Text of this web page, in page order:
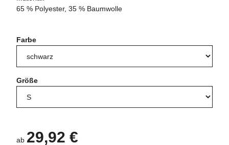
65 % Polyester, 35 % Baumwolle
Farbe
Größe
ab 29,92 €